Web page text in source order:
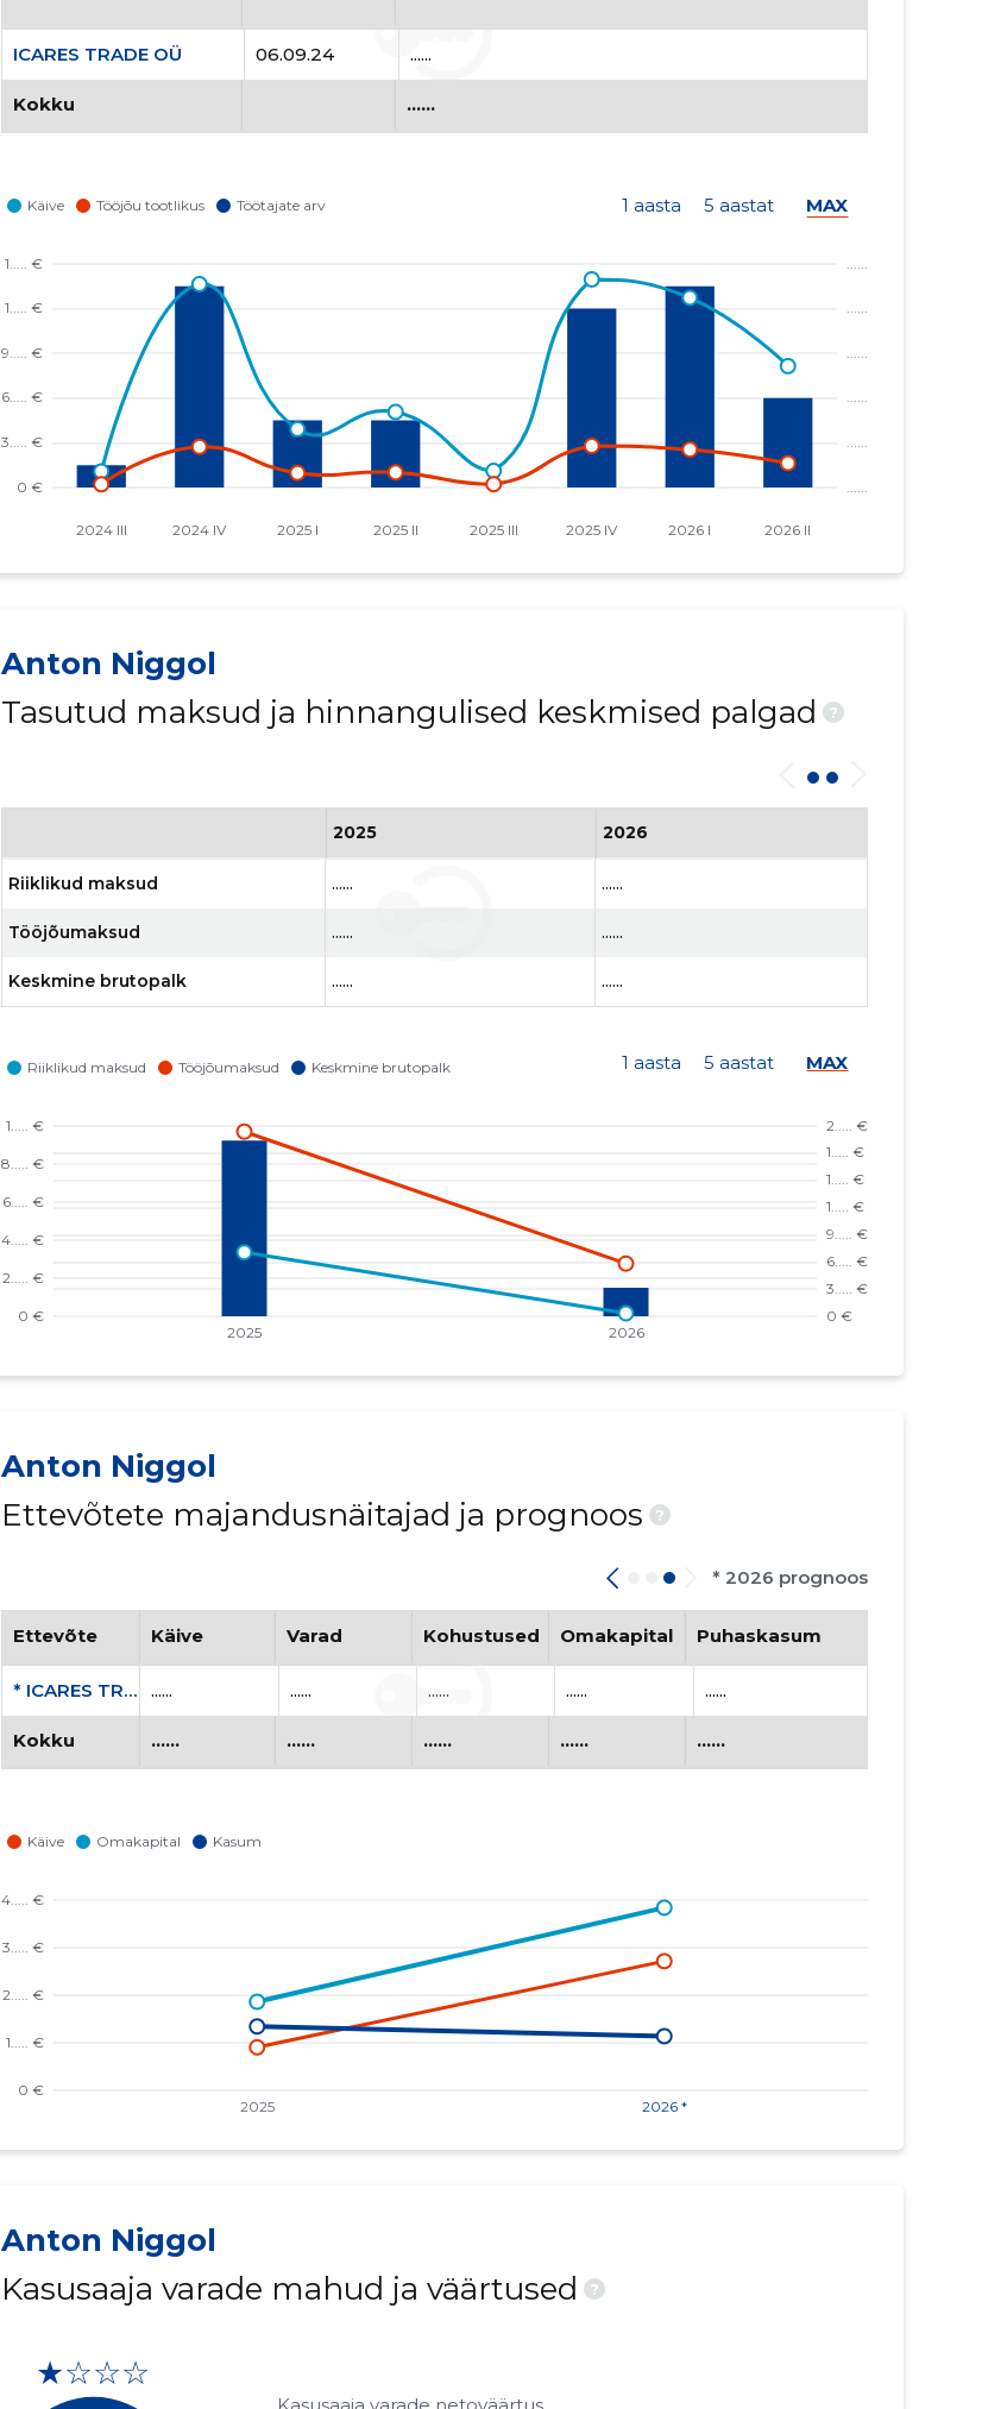
ICARES TRADE OÜ 06.09.24 ......
Kokku ......
1 aasta 5 aastat MAX
Anton Niggol
Tasutud maksud ja hinnangulised keskmised palgad
?
2025 2026
Riiklikud maksud ...... ......
Tööjõumaksud ...... ......
Keskmine brutopalk ...... ......
1 aasta 5 aastat MAX
Anton Niggol
Ettevõtete majandusnäitajad ja prognoos
?
* 2026 prognoos
Ettevõte Käive Varad Kohustused Omakapital Puhaskasum
* ICARES TRADE OÜ ...... ...... ...... ...... ......
Kokku ...... ...... ...... ...... ......
Anton Niggol
Kasusaaja varade mahud ja väärtused
?
★☆☆☆